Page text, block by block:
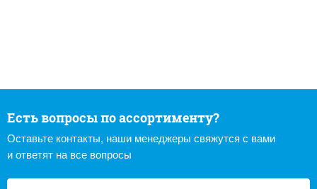
Есть вопросы по ассортименту?
Оставьте контакты, наши менеджеры свяжутся с вами
и ответят на все вопросы